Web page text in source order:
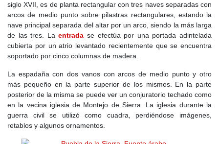
siglo XVII, es de planta rectangular con tres naves separadas con
arcos de medio punto sobre pilastras rectangulares, estando la
nave principal separada del altar por un arco, siendo la más larga
de las tres. Laentrada se efectúa por una portada adintelada
cubierta por un atrio levantado recientemente que se encuentra
soportado por cinco columnas de madera.
La espadaña con dos vanos con arcos de medio punto y otro
más pequeño en la parte superior de los mismos. En la parte
posterior de la misma se puede ver un conjuratorio techado como
en la vecina iglesia de Montejo de Sierra. La iglesia durante la
guerra civil se utilizó como cuadra, perdiéndose imágenes,
retablos y algunos ornamentos.